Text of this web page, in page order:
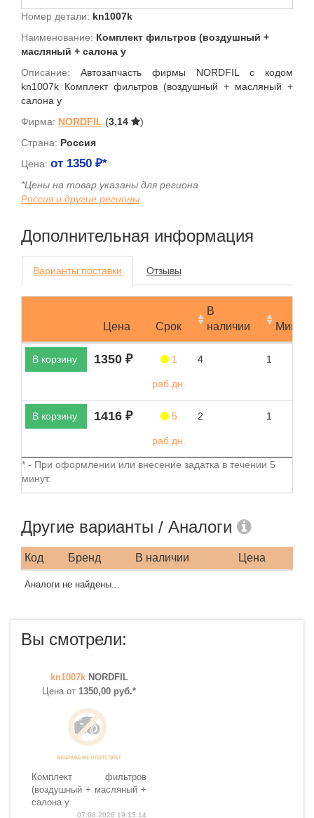
Номер детали: kn1007k
Наименование: Комплект фильтров (воздушный +
масляный + салона у
Описание: Автозапчасть фирмы NORDFIL с кодом
kn1007k Комплект фильтров (воздушный + масляный +
салона у
Фирма: NORDFIL (3,14
)
Страна: Россия
Цена: от 1350 ₽*
*Цены на товар указаны для региона
Россия и другие регионы
Дополнительная информация
Варианты поставки Отзывы
Цена Срок
В
наличии
В корзину 1350 ₽ 1
раб.дн.
4 1
В корзину 1416 ₽ 5
раб.дн.
2 1
* - При оформлении или внесение задатка в течении 5
минут.
Другие варианты / Аналоги
Код Бренд В наличии Цена
Аналоги не найдены...
Вы смотрели:
kn1007k NORDFIL
Цена от 1350,00 руб.*
Комплект фильтров
(воздушный + масляный +
салона у
07.08.2026 19:15:14